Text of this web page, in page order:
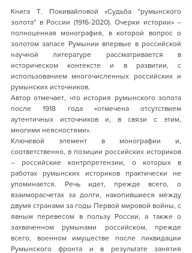
Книга Т. Покивайловой «Судьба "румынского
золота" в России (1916-2020). Очерки истории» –
полноценная монография, в которой вопрос о
золотом запасе Румынии впервые в российской
научной литературе рассматривается в
историческом контексте и в развитии, с
использованием многочисленных российских и
румынских источников.
Автор отмечает, что история румынского золота
после 1918 года «отмечена отсутствием
аутентичных источников и, в связи с этим,
многими неясностями».
Ключевой элемент в монографии и,
соответственно, в позиции российских историков
– российские контрпретензии, о которых в
работах румынских историков практически не
упоминается. Речь идет, прежде всего, о
взаиморасчетах за долги, накопившиеся между
двумя странами за годы Первой мировой войны, с
явным перевесом в пользу России, а также о
захваченном румынами российском, прежде
всего, военном имуществе после ликвидации
Румынского фронта и в результате занятия